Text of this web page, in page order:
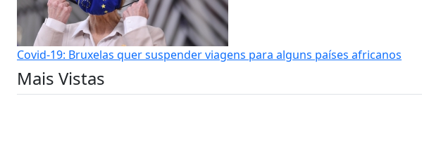
Covid-19: Bruxelas quer suspender viagens para alguns países africanos
Mais Vistas